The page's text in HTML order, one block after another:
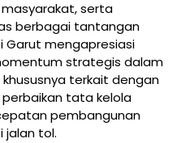
serta
berbagai tantangan
Garut mengapresiasi
strategis dalam
terkait dengan
tata kelola
pembangunan
jalan tol.